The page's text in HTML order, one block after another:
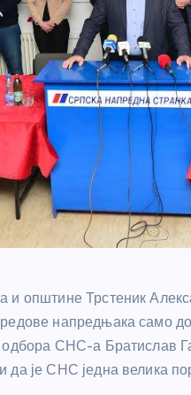
и општине Трстеник
напредњака само
одбора СНС-а
је СНС једна велика